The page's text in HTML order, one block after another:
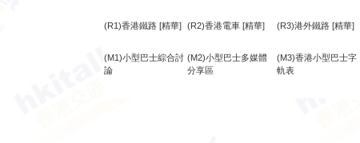
(R1)香港鐵路 [精華] (R2)香港電車 [精華] (R3)港外鐵路 [精華]
(M1)小型巴士綜合討
論
(M2)小型巴士多媒體
分享區
(M3)香港小型巴士字
軌表